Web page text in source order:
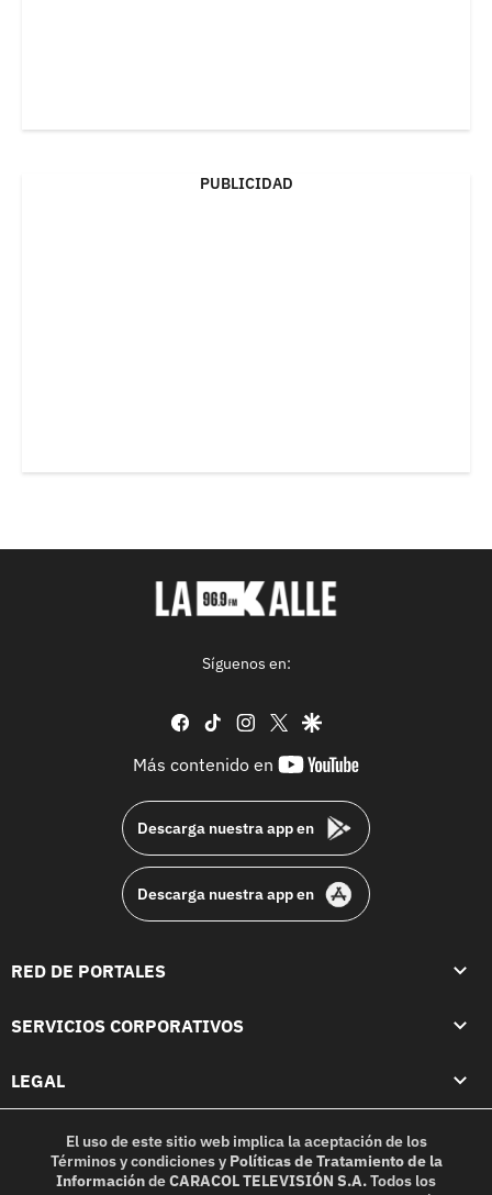
PUBLICIDAD
Síguenos en:
facebook
tiktok instagram
twittergoogle
Más contenido en
youtube-
Descarga nuestra app en
Descarga nuestra app en
RED DE PORTALES
SERVICIOS CORPORATIVOS
LEGAL
El uso de este sitio web implica la aceptación de los
Términos y condicionesy Políticas de Tratamiento de la
InformacióndeCARACOL TELEVISIÓN S.A.Todos los